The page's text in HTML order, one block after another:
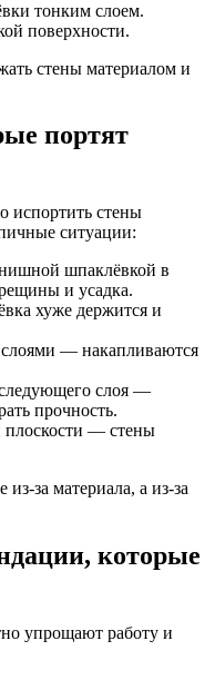
тонким слоем.
поверхности.
стены материалом и
портят
испортить стены
ситуации:
шпаклёвкой в
и усадка.
хуже держится и
— накапливаются
слоя —
прочность.
плоскости — стены
за материала, а из-за
которые
упрощают работу и